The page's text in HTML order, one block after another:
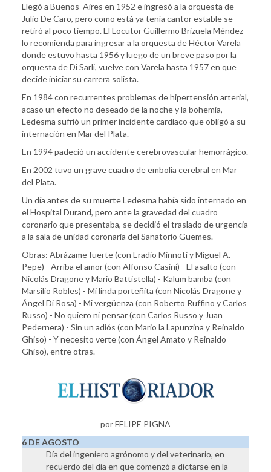
Llegó a Buenos Aires en 1952 e ingresó a la orquesta de
Julio De Caro, pero como está ya tenía cantor estable se
retiró al poco tiempo. El Locutor Guillermo Brizuela Méndez
lo recomienda para ingresar a la orquesta de Héctor Varela
donde estuvo hasta 1956 y luego de un breve paso por la
orquesta de Di Sarli, vuelve con Varela hasta 1957 en que
decide iniciar su carrera solista.
En 1984 con recurrentes problemas de hipertensión arterial,
acaso un efecto no deseado de la noche y la bohemia,
Ledesma sufrió un primer incidente cardíaco que obligó a su
internación en Mar del Plata.
En 1994 padeció un accidente cerebrovascular hemorrágico.
En 2002 tuvo un grave cuadro de embolia cerebral en Mar
del Plata.
Un día antes de su muerte Ledesma había sido internado en
el Hospital Durand, pero ante la gravedad del cuadro
coronario que presentaba, se decidió el traslado de urgencia
a la sala de unidad coronaria del Sanatorio Güemes.
Obras: Abrázame fuerte (con Eradio Minnoti y Miguel A.
Pepe) - Arriba el amor (con Alfonso Casini) - El asalto (con
Nicolás Dragone y Mario Battistella) - Kalum bamba (con
Marsilio Robles) - Mi linda porteñita (con Nicolás Dragone y
Ángel Di Rosa) - Mi vergüenza (con Roberto Ruffino y Carlos
Russo) - No quiero ni pensar (con Carlos Russo y Juan
Pedernera) - Sin un adiós (con Mario la Lapunzina y Reinaldo
Ghiso) - Y necesito verte (con Ángel Amato y Reinaldo
Ghiso), entre otras.
por FELIPE PIGNA
6 DE AGOSTO
Día del ingeniero agrónomo y del veterinario, en
recuerdo del día en que comenzó a dictarse en la